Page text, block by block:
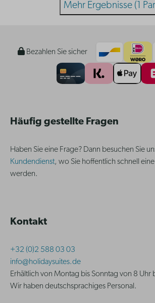
Mehr Ergebnisse (1
Bezahlen Sie sicher
Häufig gestellte Fragen
Haben Sie eine Frage? Dann besuchen Sie
Kundendienst, wo Sie hoffentlich schnell
werden.
Kontakt
+32 (0)2 588 03 03
info@holidaysuites.de
Erhältlich von Montag bis Sonntag von 8 Uhr
Wir haben deutschsprachiges Personal.